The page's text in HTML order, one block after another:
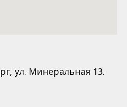
ул. Минеральная 13.